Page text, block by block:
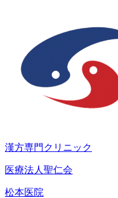
漢方専門クリニック
医療法人聖仁会
松本医院